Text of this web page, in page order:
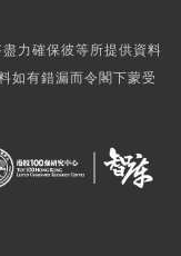
力確保彼等所提供資料
如有錯漏而令閣下蒙受